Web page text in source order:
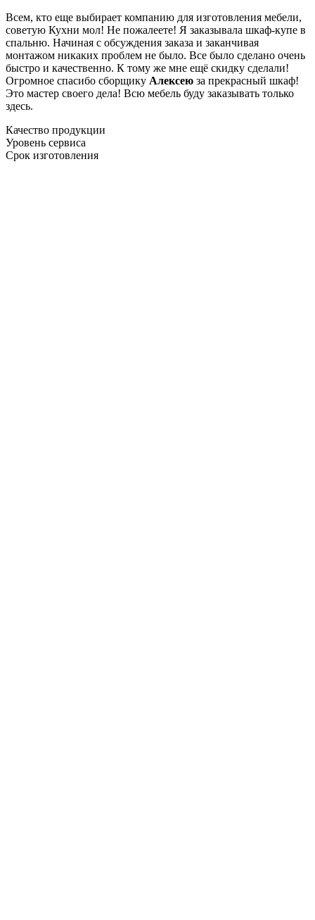
Всем, кто еще выбирает компанию для изготовления мебели,
советую Кухни мол! Не пожалеете! Я заказывала шкаф-купе в
спальню. Начиная с обсуждения заказа и заканчивая
монтажом никаких проблем не было. Все было сделано очень
быстро и качественно. К тому же мне ещё скидку сделали!
Огромное спасибо сборщику Алексею за прекрасный шкаф!
Это мастер своего дела! Всю мебель буду заказывать только
здесь.
Качество продукции
Уровень сервиса
Срок изготовления